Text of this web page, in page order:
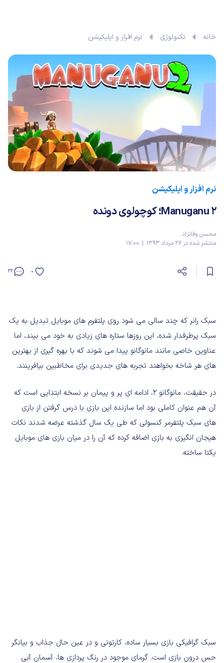
خانه تکنولوژی نرم افزار و اپلیکیشن
نرم افزار و اپلیکیشن
Manuganu 2؛ کوچولوی دونده
محسن وفانژاد
منتشر شده در 26 مرداد 1393 | 17:00
22 0
سبک رانر که چند سالی می شود روی پلتفرم های موبایل تبدیل به یک
سبک پرطرفدار شده، این روزها ستاره های زیادی به خود می بیند، اما
عناوین خاصی مانند مانوگانو پیدا می شوند که با بهره گیری از بهترین
های هر شاخه بخواهند تجربه های جدیدی برای مخاطبین بیافرینند.
در حقیقت، مانوگانو 2، ادامه ای پر و پیمان بر نسخه ابتدایی است که
آن هم عنوان کاملی بود اما سازنده این بازی با درس گرفتن از بازی
های سبک پلتفرمر کنسولی که طی یک سال گذشته عرضه شدند نکات
هیجان انگیزی به بازی اضافه کرده که آن را در میان بازی های موبایل
یکتا ساخته.
سبک گرافیکی بازی بسیار ساده، کارتونی و در عین حال جذاب و بیانگر
حس درون بازی است. گرمای موجود در رنگ پردازی ها، آسمان آبی